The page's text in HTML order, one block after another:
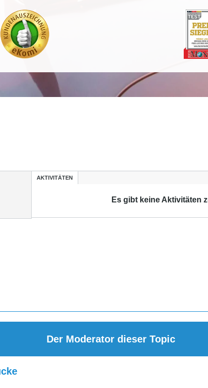
AKTIVITÄTEN
Es gibt keine Aktivitäten
Der Moderator dieser Topic